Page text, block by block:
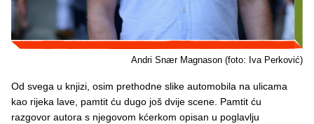
Andri Snær Magnason (foto: Iva Perković)
Od svega u knjizi, osim prethodne slike automobila na ulicama
kao rijeka lave, pamtit ću dugo još dvije scene. Pamtit ću
razgovor autora s njegovom kćerkom opisan u poglavlju